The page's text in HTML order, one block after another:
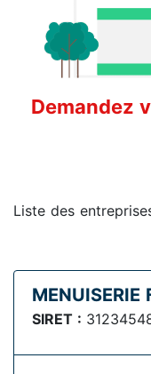
Demandez
Liste des
MENUISERIE
SIRET :